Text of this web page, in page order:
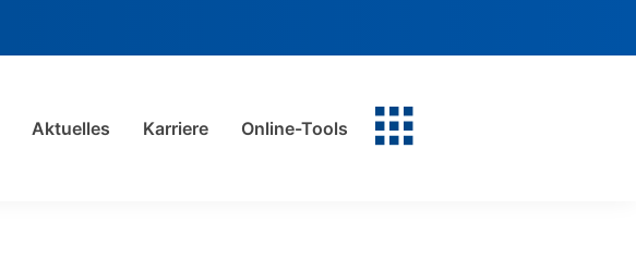
Aktuelles Karriere Online-Tools